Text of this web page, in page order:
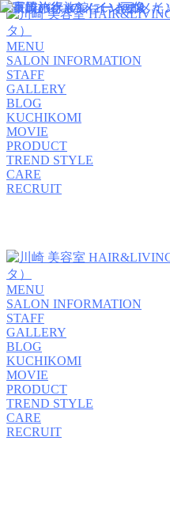
MENU
SALON INFORMATION
STAFF
GALLERY
BLOG
KUCHIKOMI
MOVIE
PRODUCT
TREND STYLE
CARE
RECRUIT
MENU
SALON INFORMATION
STAFF
GALLERY
BLOG
KUCHIKOMI
MOVIE
PRODUCT
TREND STYLE
CARE
RECRUIT